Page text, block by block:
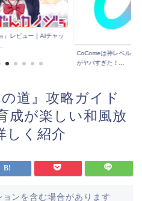
』レビュー｜AIチャッ
CoComeは神レベル恋
がヤバすぎた！...
道』攻略ガイド
成が楽しい和風放
しく紹介
ンを含む場合があります